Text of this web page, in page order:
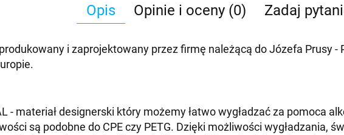
Opis Opinie i oceny (0) Zadaj
i zaprojektowany przez firmę należącą do Józefa Prusy -
- materiał designerski który możemy łatwo wygładzać za pomoca
są podobne do CPE czy PETG. Dzięki możliwości wygładzania,